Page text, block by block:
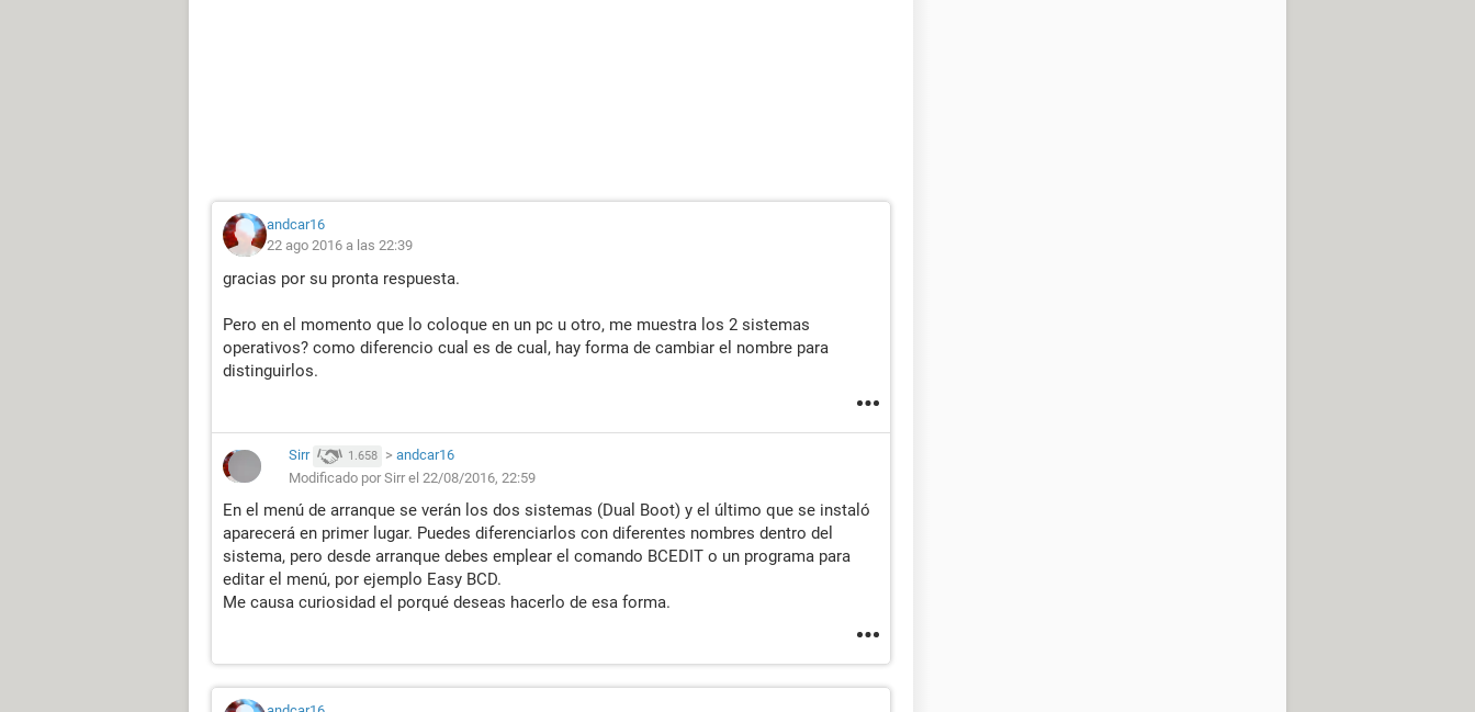
andcar16
22 ago 2016 a las 22:39
gracias por su pronta respuesta.
Pero en el momento que lo coloque en un pc u otro, me muestra los 2 sistemas
operativos? como diferencio cual es de cual, hay forma de cambiar el nombre para
distinguirlos.
Sirr 1.658 > andcar16
Modificado por Sirr el 22/08/2016, 22:59
En el menú de arranque se verán los dos sistemas (Dual Boot) y el último que se instaló
aparecerá en primer lugar. Puedes diferenciarlos con diferentes nombres dentro del
sistema, pero desde arranque debes emplear el comando BCEDIT o un programa para
editar el menú, por ejemplo Easy BCD.
Me causa curiosidad el porqué deseas hacerlo de esa forma.